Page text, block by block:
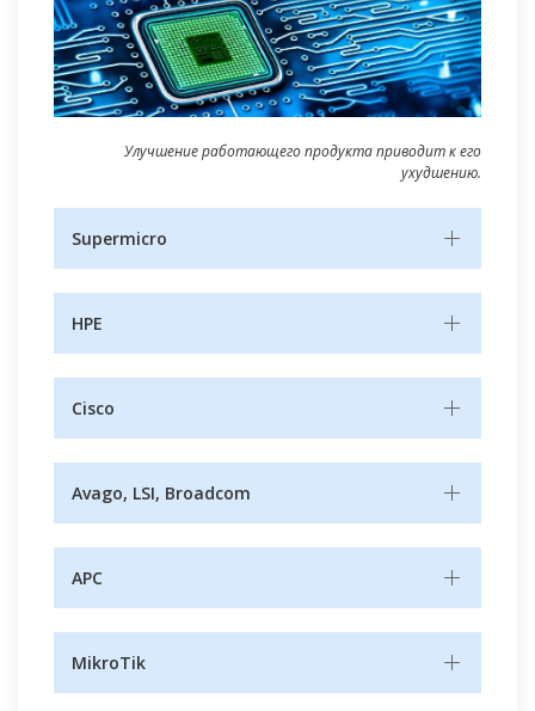
Улучшение работающего продукта приводит к его
ухудшению.
Supermicro
HPE
Cisco
Avago, LSI, Broadcom
APC
MikroTik